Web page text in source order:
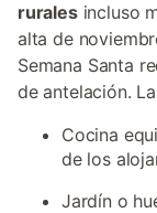
ruralesincluso
alta de
Semana Santa
de antelación.
Cocina
de los
Jardín o